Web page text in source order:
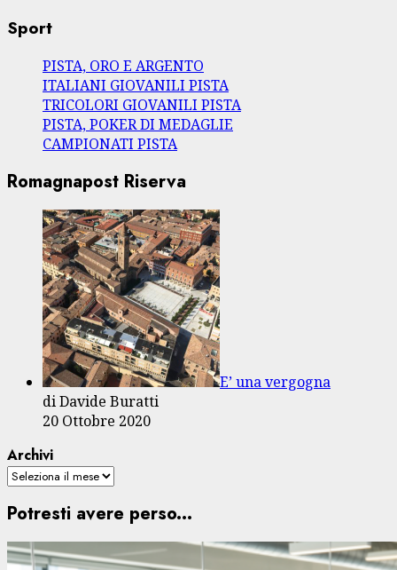
Sport
PISTA, ORO E ARGENTO
ITALIANI GIOVANILI PISTA
TRICOLORI GIOVANILI PISTA
PISTA, POKER DI MEDAGLIE
CAMPIONATI PISTA
Romagnapost Riserva
E’ una vergogna
di Davide Buratti
20 Ottobre 2020
Archivi
Potresti avere perso...